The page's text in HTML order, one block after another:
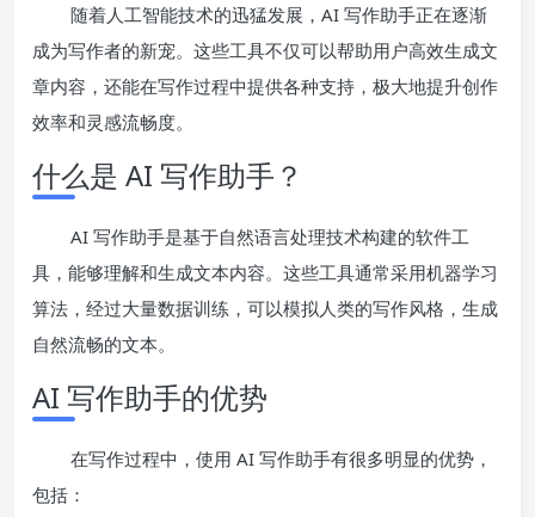
随着人工智能技术的迅猛发展，AI 写作助手正在逐渐
成为写作者的新宠。这些工具不仅可以帮助用户高效生成文
章内容，还能在写作过程中提供各种支持，极大地提升创作
效率和灵感流畅度。
什么是 AI 写作助手？
AI 写作助手是基于自然语言处理技术构建的软件工
具，能够理解和生成文本内容。这些工具通常采用机器学习
算法，经过大量数据训练，可以模拟人类的写作风格，生成
自然流畅的文本。
AI 写作助手的优势
在写作过程中，使用 AI 写作助手有很多明显的优势，
包括：